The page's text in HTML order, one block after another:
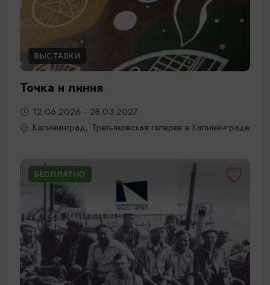
ВЫСТАВКИ
Точка и линия
12.06.2026 - 28.03.2027
Калининград, Третьяковская галерея в Калининграде
БЕСПЛАТНО